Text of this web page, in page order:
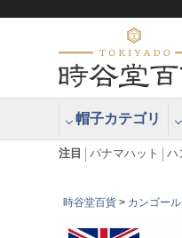
帽子カテゴリ
注目 パナマハット ハ
時谷堂百貨 カンゴール